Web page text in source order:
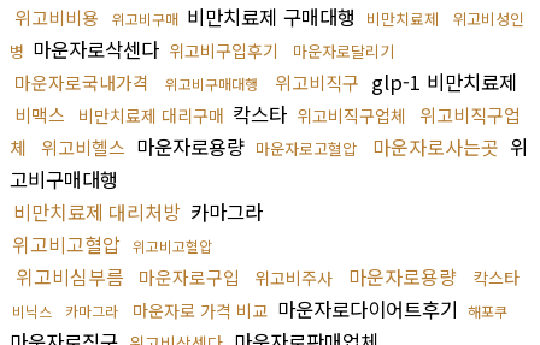
위고비비용 위고비구매 비만치료제 구매대행 비만치료제
위고비성인
병 마운자로삭센다 위고비구입후기 마운자로달리기
마운자로국내가격 위고비구매대행 위고비직구 glp-1 비만치료제
비맥스 비만치료제 대리구매 칵스타 위고비직구업체
위고비직구업
체
위고비헬스 마운자로용량 마운자로고혈압 마운자로사는곳 위
고비구매대행
비만치료제 대리처방 카마그라
위고비고혈압 위고비고혈압
위고비심부름 마운자로구입 위고비주사 마운자로용량 칵스타
비닉스 카마그라 마운자로 가격 비교 마운자로다이어트후기 해포쿠